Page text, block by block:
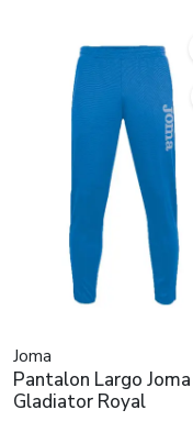
Joma
Pantalon Largo Joma
Gladiator Royal